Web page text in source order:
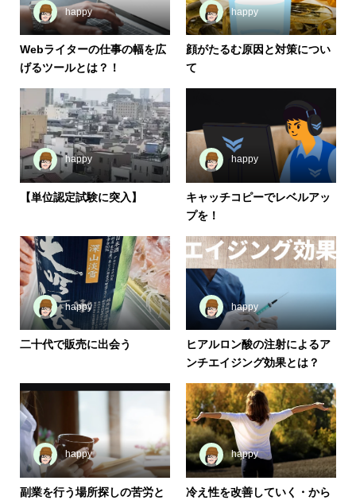
happy
Webライターの仕事の幅を広
げるツールとは？！
happy
顔がたるむ原因と対策につい
て
happy
【単位認定試験に突入】
happy
キャッチコピーでレベルアッ
プを！
happy
二十代で販売に出会う
happy
ヒアルロン酸の注射によるア
ンチエイジング効果とは？
happy
副業を行う場所探しの苦労と
happy
冷え性を改善していく・から